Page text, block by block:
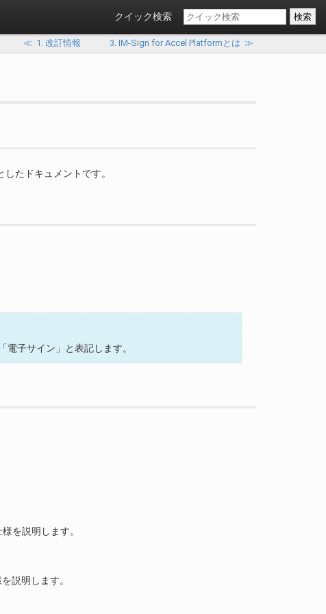
クイック検索
≪ 1. 改訂情報 3. IM-Sign for Accel Platformとは ≫
たドキュメントです。
子サイン」と表記します。
を説明します。
説明します。